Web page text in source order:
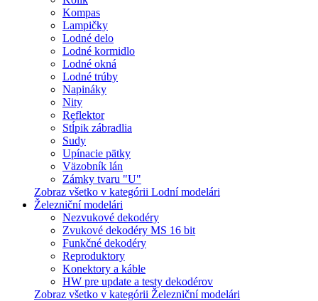
Kompas
Lampičky
Lodné delo
Lodné kormidlo
Lodné okná
Lodné trúby
Napináky
Nity
Reflektor
Stĺpik zábradlia
Sudy
Upínacie pätky
Väzobník lán
Zámky tvaru "U"
Zobraz všetko v kategórii Lodní modelári
Železniční modelári
Nezvukové dekodéry
Zvukové dekodéry MS 16 bit
Funkčné dekodéry
Reproduktory
Konektory a káble
HW pre update a testy dekodérov
Zobraz všetko v kategórii Železniční modelári